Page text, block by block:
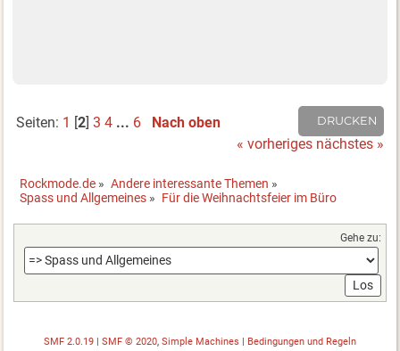
DRUCKEN
Seiten: 1 [2] 3 4 ... 6
Nach oben
« vorheriges nächstes »
Rockmode.de » Andere interessante Themen »
Spass und Allgemeines » Für die Weihnachtsfeier im Büro
Gehe zu:
SMF 2.0.19 SMF © 2020, Simple Machines Bedingungen und Regeln